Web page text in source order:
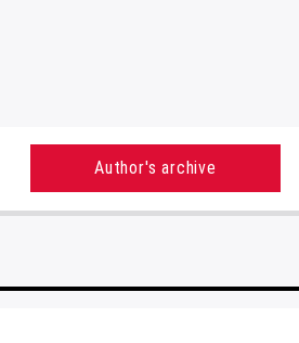
Author's archive